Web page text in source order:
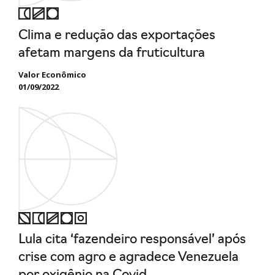
Clima e redução das exportações
afetam margens da fruticultura
Valor Econômico
01/09/2022
Lula cita ‘fazendeiro responsável’ após
crise com agro e agradece Venezuela